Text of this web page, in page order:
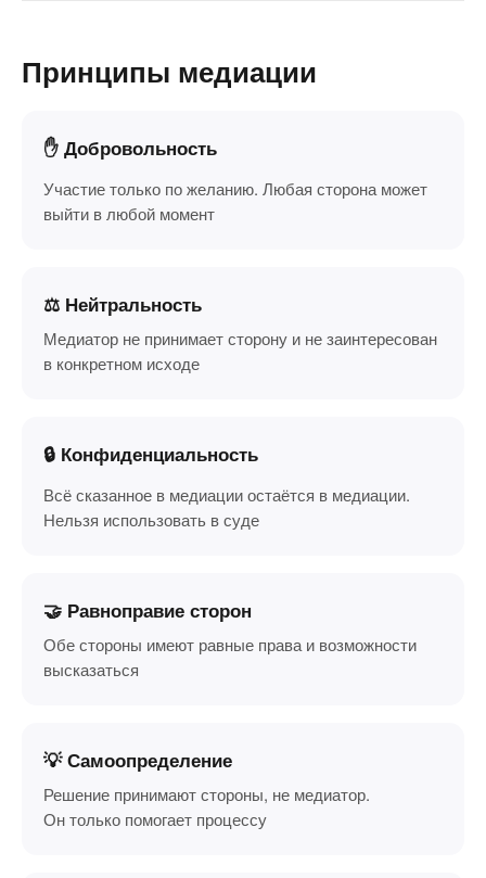
Принципы медиации
✋ Добровольность
Участие только по желанию. Любая сторона может
выйти в любой момент
⚖️ Нейтральность
Медиатор не принимает сторону и не заинтересован
в конкретном исходе
🔒 Конфиденциальность
Всё сказанное в медиации остаётся в медиации.
Нельзя использовать в суде
🤝 Равноправие сторон
Обе стороны имеют равные права и возможности
высказаться
💡 Самоопределение
Решение принимают стороны, не медиатор.
Он только помогает процессу